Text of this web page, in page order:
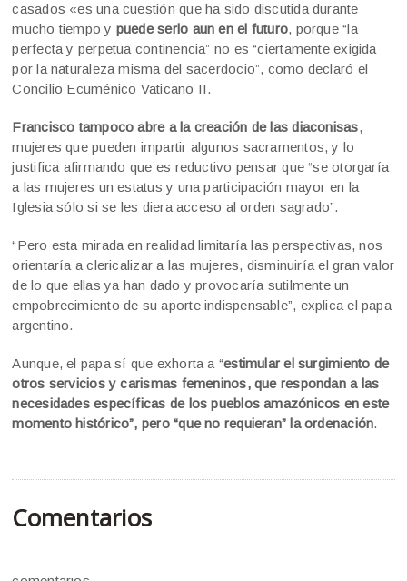
casados «es una cuestión que ha sido discutida durante
mucho tiempo y puede serlo aun en el futuro, porque “la
perfecta y perpetua continencia” no es “ciertamente exigida
por la naturaleza misma del sacerdocio”, como declaró el
Concilio Ecuménico Vaticano II.
Francisco tampoco abre a la creación de las diaconisas,
mujeres que pueden impartir algunos sacramentos, y lo
justifica afirmando que es reductivo pensar que “se otorgaría
a las mujeres un estatus y una participación mayor en la
Iglesia sólo si se les diera acceso al orden sagrado”.
“Pero esta mirada en realidad limitaría las perspectivas, nos
orientaría a clericalizar a las mujeres, disminuiría el gran valor
de lo que ellas ya han dado y provocaría sutilmente un
empobrecimiento de su aporte indispensable”, explica el papa
argentino.
Aunque, el papa sí que exhorta a “estimular el surgimiento de
otros servicios y carismas femeninos, que respondan a las
necesidades específicas de los pueblos amazónicos en este
momento histórico”, pero “que no requieran” la ordenación.
Comentarios